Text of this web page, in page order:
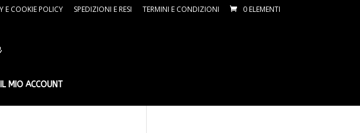
E COOKIE POLICY SPEDIZIONI E RESI TERMINI E CONDIZIONI 0 ELEMENTI
IL MIO ACCOUNT